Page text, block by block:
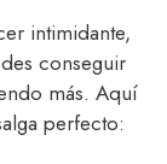
intimidante,
conseguir
más. Aquí
perfecto: